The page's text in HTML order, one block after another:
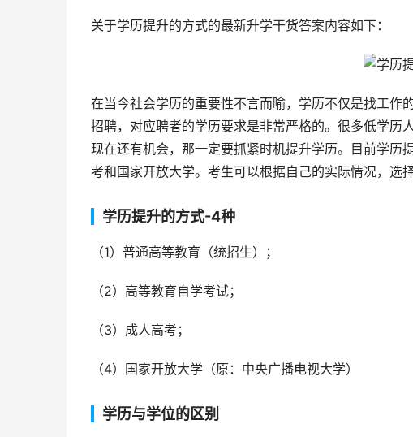
关于学历提升的方式的最新升学干货答案内容如下：
在当今社会学历的重要性不言而喻，学历不仅是找工作
招聘，对应聘者的学历要求是非常严格的。很多低学历
现在还有机会，那一定要抓紧时机提升学历。目前学历
考和国家开放大学。考生可以根据自己的实际情况，选
学历提升的方式-4种
（1）普通高等教育（统招生）；
（2）高等教育自学考试；
（3）成人高考；
（4）国家开放大学（原：中央广播电视大学）
学历与学位的区别